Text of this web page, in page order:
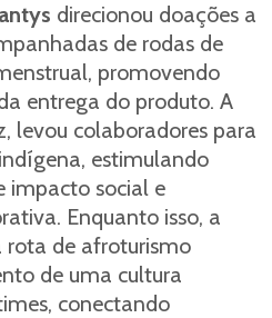
direcionou doações a
de rodas de
promovendo
entrega do produto. A
levou colaboradores para
estimulando
impacto social e
Enquanto isso, a
rota de afroturismo
de uma cultura
conectando